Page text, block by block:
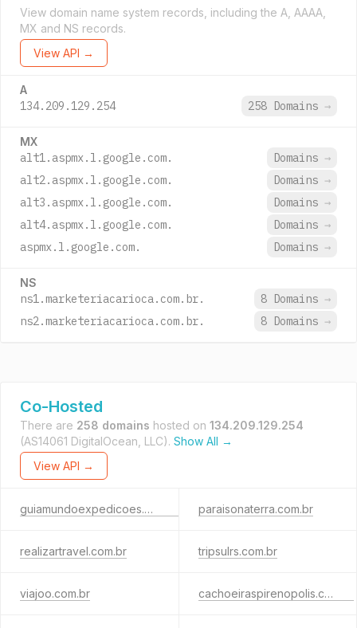
View domain name system records, including the A, AAAA,
MX and NS records.
View API →
A
134.209.129.254 258 Domains →
MX
alt1.aspmx.l.google.com. Domains →
alt2.aspmx.l.google.com.
Domains →
alt3.aspmx.l.google.com.
Domains →
alt4.aspmx.l.google.com.
Domains →
aspmx.l.google.com.
Domains →
NS
ns1.marketeriacarioca.com.br. 8 Domains →
ns2.marketeriacarioca.com.br.
8 Domains →
Co-Hosted
There are 258 domains hosted on 134.209.129.254
(AS14061 DigitalOcean, LLC). Show All →
View API →
guiamundoexpedicoes.com.br paraisonaterra.com.br
realizartravel.com.br tripsulrs.com.br
viajoo.com.br cachoeiraspirenopolis.com.br